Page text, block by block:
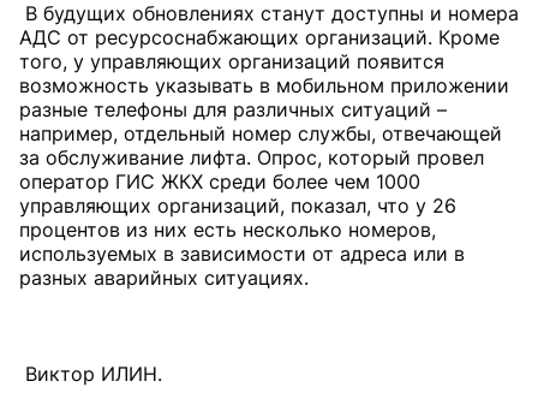
В будущих обновлениях станут доступны и номера
АДС от ресурсоснабжающих организаций. Кроме
того, у управляющих организаций появится
возможность указывать в мобильном приложении
разные телефоны для различных ситуаций –
например, отдельный номер службы, отвечающей
за обслуживание лифта. Опрос, который провел
оператор ГИС ЖКХ среди более чем 1000
управляющих организаций, показал, что у 26
процентов из них есть несколько номеров,
используемых в зависимости от адреса или в
разных аварийных ситуациях.
Виктор ИЛИН.